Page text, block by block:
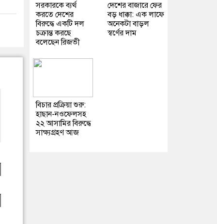
সরকারকে ব্যর্থ
করতে দেশের
বিরুদ্ধে একটি দল
চক্রান্ত করছে
বলেছেন রিজভী
দেশের বাজারে ফের
বড় ধাক্কা: এক লাফে
অনেকটা বাড়ল
স্বর্ণের দাম
বিচার প্রক্রিয়া শুরু:
হাছান-নওফেলসহ
২২ আসামির বিরুদ্ধে
সাক্ষ্যগ্রহণ আজ